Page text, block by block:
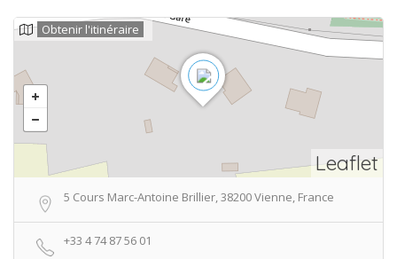
Leaflet
Obtenir l'itinéraire
5 Cours Marc-Antoine Brillier, 38200 Vienne, France
+33 4 74 87 56 01